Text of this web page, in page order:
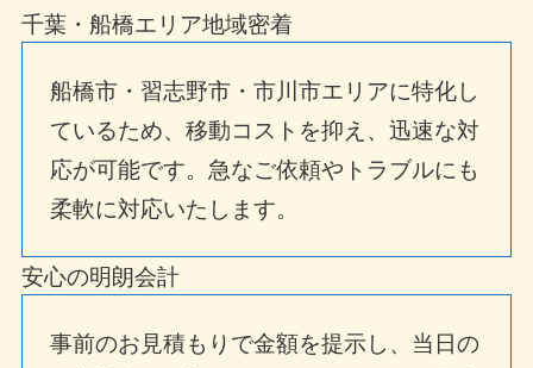
千葉・船橋エリア地域密着
船橋市・習志野市・市川市エリアに特化し
ているため、移動コストを抑え、迅速な対
応が可能です。急なご依頼やトラブルにも
柔軟に対応いたします。
安心の明朗会計
事前のお見積もりで金額を提示し、当日の